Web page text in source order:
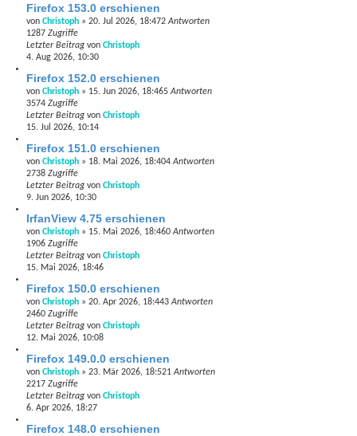
Firefox 153.0 erschienen
von Christoph » 20. Jul 2026, 18:472Antworten
1287 Zugriffe
Letzter Beitrag von Christoph
4. Aug 2026, 10:30
Firefox 152.0 erschienen
von Christoph » 15. Jun 2026, 18:465Antworten
3574 Zugriffe
Letzter Beitrag von Christoph
15. Jul 2026, 10:14
Firefox 151.0 erschienen
von Christoph » 18. Mai 2026, 18:404Antworten
2738 Zugriffe
Letzter Beitrag von Christoph
9. Jun 2026, 10:30
IrfanView 4.75 erschienen
von Christoph » 15. Mai 2026, 18:460Antworten
1906 Zugriffe
Letzter Beitrag von Christoph
15. Mai 2026, 18:46
Firefox 150.0 erschienen
von Christoph » 20. Apr 2026, 18:443Antworten
2460 Zugriffe
Letzter Beitrag von Christoph
12. Mai 2026, 10:08
Firefox 149.0.0 erschienen
von Christoph » 23. Mär 2026, 18:521Antworten
2217 Zugriffe
Letzter Beitrag von Christoph
6. Apr 2026, 18:27
Firefox 148.0 erschienen